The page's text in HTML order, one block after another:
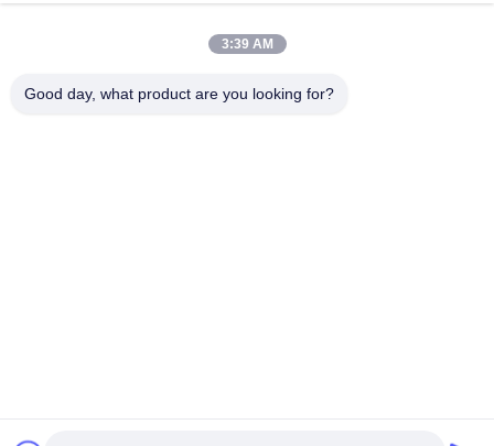
Σχετικά Με Εμάς
Γύρος Εργοστασίων
Ποιοτικός Έλεγχος
3:39 AM
Good day, what product are you looking for?